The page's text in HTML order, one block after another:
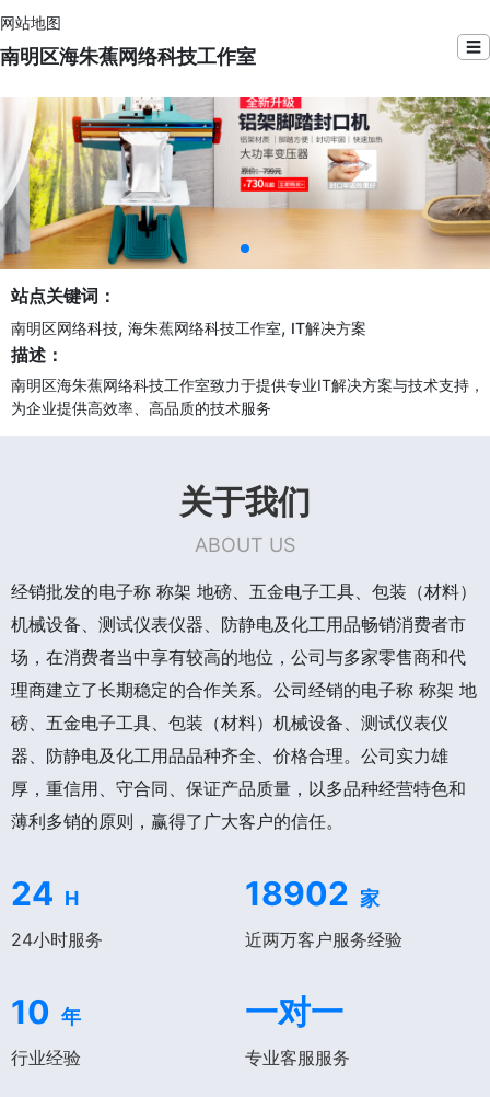
网站地图
南明区海朱蕉网络科技工作室 ☰
站点关键词：
南明区网络科技, 海朱蕉网络科技工作室, IT解决方案
描述：
南明区海朱蕉网络科技工作室致力于提供专业IT解决方案与技术支持，
为企业提供高效率、高品质的技术服务
关于我们
ABOUT US
经销批发的电子称 称架 地磅、五金电子工具、包装（材料）
机械设备、测试仪表仪器、防静电及化工用品畅销消费者市
场，在消费者当中享有较高的地位，公司与多家零售商和代
理商建立了长期稳定的合作关系。公司经销的电子称 称架 地
磅、五金电子工具、包装（材料）机械设备、测试仪表仪
器、防静电及化工用品品种齐全、价格合理。公司实力雄
厚，重信用、守合同、保证产品质量，以多品种经营特色和
薄利多销的原则，赢得了广大客户的信任。
24 H
24小时服务
18902 家
近两万客户服务经验
10 年
行业经验
一对一
专业客服服务